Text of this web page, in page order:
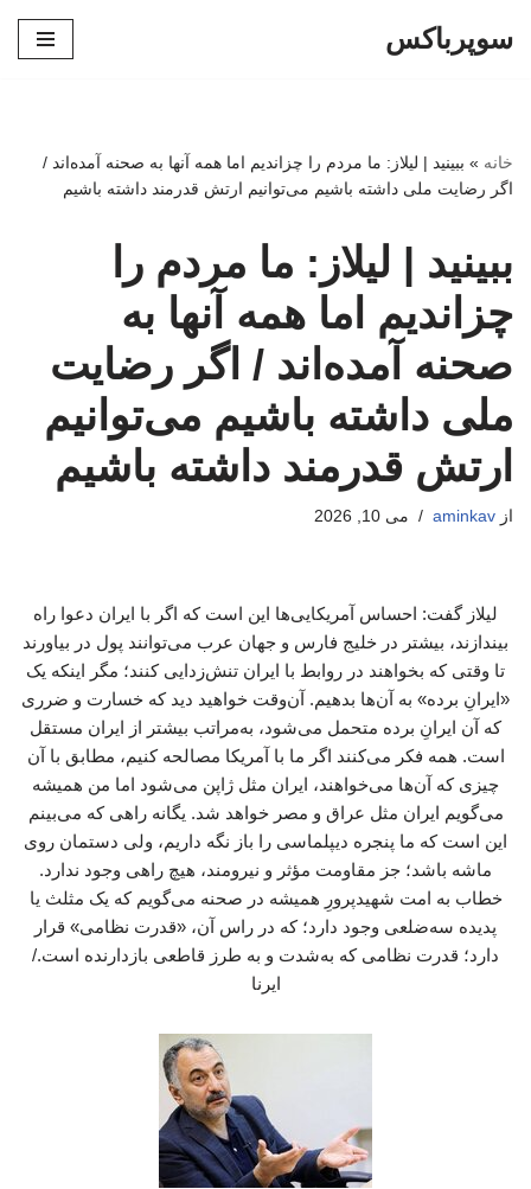
سوپرباکس
خانه » ببینید | لیلاز: ما مردم را چزاندیم اما همه آنها به صحنه آمده‌اند /
اگر رضایت ملی داشته باشیم می‌توانیم ارتش قدرمند داشته باشیم
ببینید | لیلاز: ما مردم را
چزاندیم اما همه آنها به
صحنه آمده‌اند / اگر رضایت
ملی داشته باشیم می‌توانیم
ارتش قدرمند داشته باشیم
از aminkav می 10, 2026
لیلاز گفت: احساس آمریکایی‌ها این است که اگر با ایران دعوا راه
بیندازند، بیشتر در خلیج فارس و جهان عرب می‌توانند پول در بیاورند
تا وقتی که بخواهند در روابط با ایران تنش‌زدایی کنند؛ مگر اینکه یک
«ایرانِ برده» به آن‌ها بدهیم. آن‌وقت خواهید دید که خسارت و ضرری
که آن ایرانِ برده متحمل می‌شود، به‌مراتب بیشتر از ایران مستقل
است. همه فکر می‌کنند اگر ما با آمریکا مصالحه کنیم، مطابق با آن
چیزی که آن‌ها می‌خواهند، ایران مثل ژاپن می‌شود اما من همیشه
می‌گویم ایران مثل عراق و مصر خواهد شد. یگانه راهی که می‌بینم
این است که ما پنجره دیپلماسی را باز نگه داریم، ولی دستمان روی
ماشه باشد؛ جز مقاومت مؤثر و نیرومند، هیچ راهی وجود ندارد.
خطاب به امت شهیدپرورِ همیشه در صحنه می‌گویم که یک مثلث یا
پدیده‌ سه‌ضلعی وجود دارد؛ که در راس آن، «قدرت نظامی» قرار
دارد؛ قدرت نظامی‌ که به‌شدت و به‌ طرز قاطعی بازدارنده است./
ایرنا